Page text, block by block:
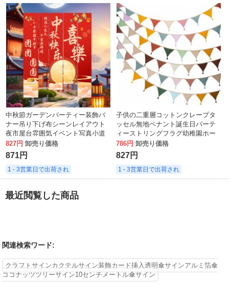
中秋節ガーデンパーティー装飾バ
ナー吊り下げ布シーンレイアウト
夜市屋台雰囲気イベント写真小道
具ペンダント
827円 卸売り価格
871円
1 - 3営業日で出荷され
子供の二重層コットンクレープタ
ッセル無地ペナント誕生日パーテ
ィーストリングフラグ幼稚園ホー
ムキャンプ吊り旗
786円 卸売り価格
827円
1 - 3営業日で出荷され
最近閲覧した商品
関連検索ワード:
クラフトサインカクテルサイン装飾カード挿入透明傘サインアルミ箔傘
ココナッツツリーサイン10センチメートル傘サイン